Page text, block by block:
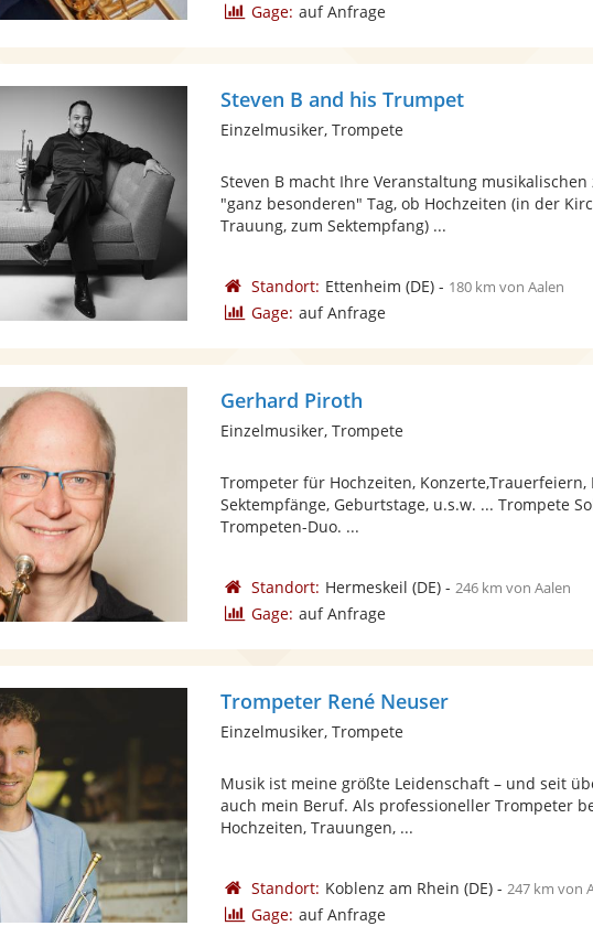
Gage: auf Anfrage
Steven B and his Trumpet
Einzelmusiker, Trompete
Steven B macht Ihre Veranstaltung musikalischen
"ganz besonderen" Tag, ob Hochzeiten (in der
Trauung, zum Sektempfang) ...
Standort: Ettenheim (DE)- 180 km von Aalen
Gage: auf Anfrage
Gerhard Piroth
Einzelmusiker, Trompete
Trompeter für Hochzeiten, Konzerte,Trauerfeiern,
Sektempfänge, Geburtstage, u.s.w. ... Trompete
Trompeten-Duo. ...
Standort: Hermeskeil (DE)- 246 km von Aalen
Gage: auf Anfrage
Trompeter René Neuser
Einzelmusiker, Trompete
Musik ist meine größte Leidenschaft – und seit
auch mein Beruf. Als professioneller Trompeter
Hochzeiten, Trauungen, ...
Standort: Koblenz am Rhein (DE)- 247 km von
Gage: auf Anfrage